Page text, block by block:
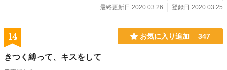
最終更新日 2020.03.26
登録日 2020.03.25
14 お気に入り追加 347
きつく縛って、キスをして